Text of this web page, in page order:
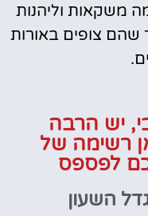
משקאות וליהנות
שהם צופים באורות
יש הרבה
רשימה של
לפספס
השעון